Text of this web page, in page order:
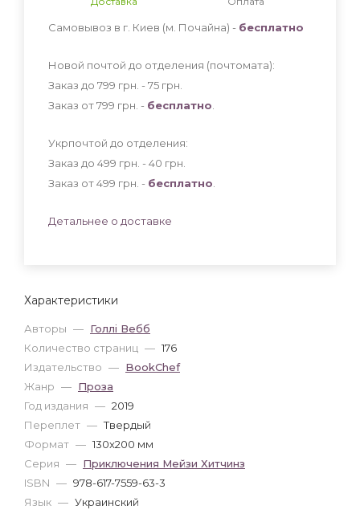
Характеристики
Авторы — Голлі Вебб
Количество страниц — 176
Издательство — BookChef
Жанр — Проза
Год издания — 2019
Переплет — Твердый
Формат — 130x200 мм
Серия — Приключения Мейзи Хитчинз
ISBN — 978-617-7559-63-3
Язык — Украинский
Самовывоз в г. Киев (м. Почайна) - бесплатно
Новой почтой до отделения (почтомата):
Заказ до 799 грн. - 75 грн
Заказ от 799 грн. - бесплатно
Укрпочтой до отделения:
Заказ до 499 грн. - 40 грн
Заказ от 499 грн. - бесплатно
Детальнее о доставке